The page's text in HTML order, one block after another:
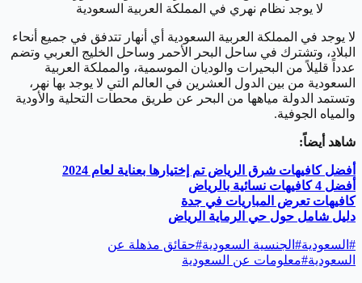
لا يوجد نظام نهري في المملكة العربية السعودية
لا يوجد في المملكة العربية السعودية أي أنهار تتدفق في جميع أنحاء
البلاد، وتشترك في ساحل البحر الأحمر وساحل الخليج العربي وتضم
عدداً قليلاً من البحيرات والوديان الموسمية، والمملكة العربية
السعودية من بين الدول العشرين في العالم التي لا يوجد بها نهر،
وتستمد الدولة مياهها من البحر عن طريق محطات التحلية والأودية
والمياه الجوفية.
شاهد أيضاً:
أفضل كافيهات شرق الرياض تم إختيارها بعناية لعام 2024
أفضل 4 كافيهات نسائية بالرياض
كافيهات تعرض المباريات في جدة
دليل شامل حول حي الرماية الرياض
# السعودية# الجنسية السعودية#حقائق مذهلة عن
السعودية#معلومات عن السعودية